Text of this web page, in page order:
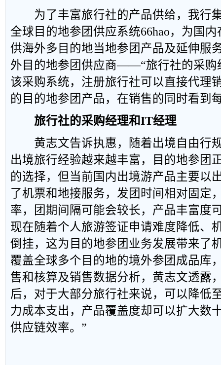
为了丰富旅行社的产品供给，我行
全球目的地参团供应系统66hao，为国
供海外多目的地当地参团产品及延伸服
外目的地参团供应商——“旅行社的采购
该采购系统，注册旅行社可以直接代理
的目的地参团产品，在销售的同时看到
旅行社的采购经理和IT经理
黄志文告诉执惠，随着出境自由行
出境旅行经验越来越丰富，目的地参团
的选择，但当前国内出境游产品主要以
了机票和地接服务，发团时间相对固定
率，团期间隔可能会较长，产品丰富度
现在随着个人旅游签证申请难度降低、
倒挂，这为目的地参团业务发展带来了
覆盖全球多个目的地的境外参团成品库
售和核算及销售数据分析，黄志文透露
后，对于大部分旅行社来说，可以降低
力成本支出，产品覆盖度却可以扩大数
供应链效率。”